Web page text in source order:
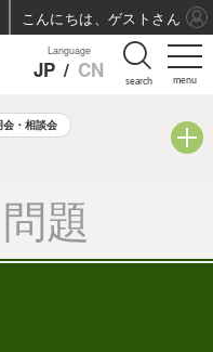
menu
Language
JP / CN search
会・相談会
題
こんにちは、ゲストさん